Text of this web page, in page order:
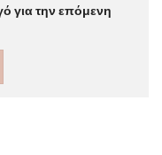
για την επόμενη